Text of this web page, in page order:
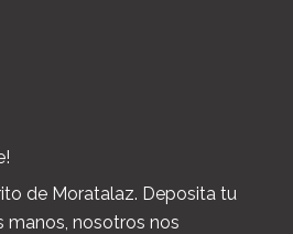
de Moratalaz. Deposita tu
manos, nosotros nos